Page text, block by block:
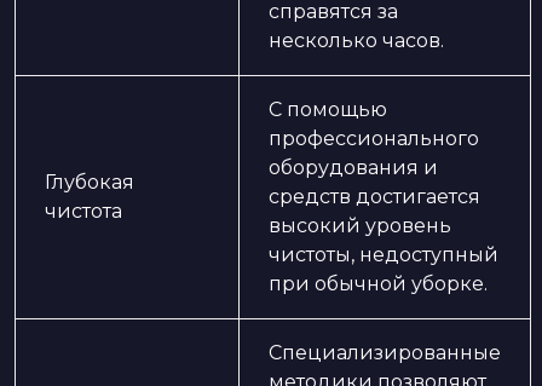
справятся за
несколько часов.
Глубокая
чистота
С помощью
профессионального
оборудования и
средств достигается
высокий уровень
чистоты, недоступный
при обычной уборке.
Специализированные